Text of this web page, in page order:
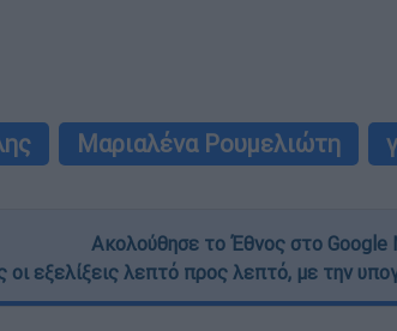
Μαριαλένα Ρουμελιώτη
Ακολούθησε το Έθνος στο Google
οι εξελίξεις λεπτό προς λεπτό, με την